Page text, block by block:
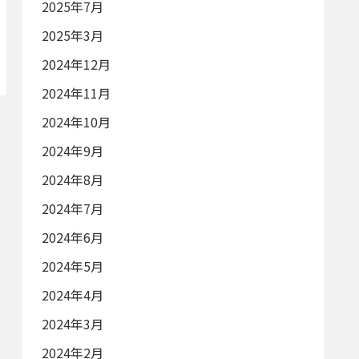
2025年7月
2025年3月
2024年12月
2024年11月
2024年10月
2024年9月
2024年8月
2024年7月
2024年6月
2024年5月
2024年4月
2024年3月
2024年2月